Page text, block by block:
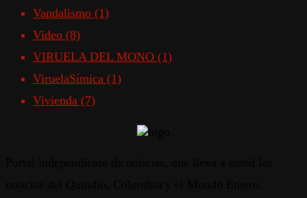
Vandalismo (1)
Video (8)
VIRUELA DEL MONO (1)
ViruelaSímica (1)
Vivienda (7)